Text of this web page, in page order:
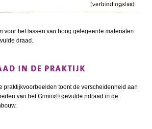
voor het lassen van hoog gelegeerde materialen
draad.
IN DE PRAKTIJK
praktijkvoorbeelden toont de verscheidenheid aan
van het Grinox® gevulde ndraad in de